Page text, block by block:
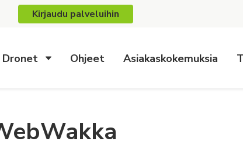
Kirjaudu palveluihin
Dronet Ohjeet Asiakaskokemuksia